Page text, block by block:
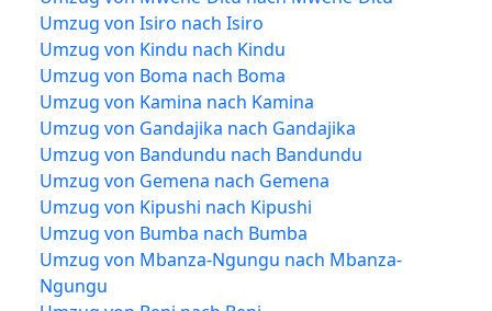
Umzug von Isiro nach Isiro
Umzug von Kindu nach Kindu
Umzug von Boma nach Boma
Umzug von Kamina nach Kamina
Umzug von Gandajika nach Gandajika
Umzug von Bandundu nach Bandundu
Umzug von Gemena nach Gemena
Umzug von Kipushi nach Kipushi
Umzug von Bumba nach Bumba
Umzug von Mbanza-Ngungu nach Mbanza-
Ngungu